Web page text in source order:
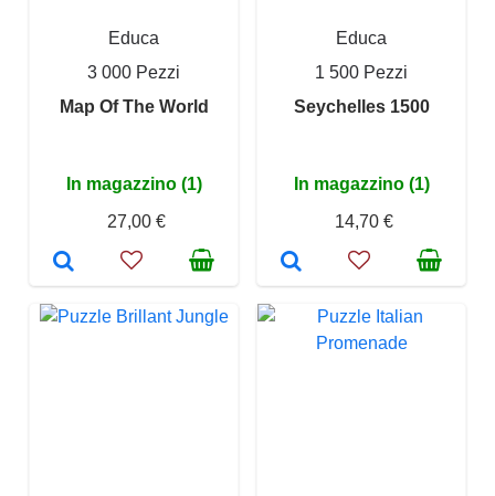
Educa
3 000 Pezzi
Map Of The World
In magazzino (1)
27,00 €
Educa
1 500 Pezzi
Seychelles 1500
In magazzino (1)
14,70 €